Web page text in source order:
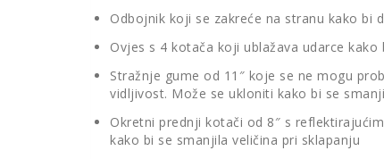
Odbojnik koji se zakreće na stranu kako bi
Ovjes s 4 kotača koji ublažava udarce
Stražnje gume od 11″ koje se ne mogu
vidljivost. Može se ukloniti kako bi se
Okretni prednji kotači od 8″ s
kako bi se smanjila veličina pri sklapanju